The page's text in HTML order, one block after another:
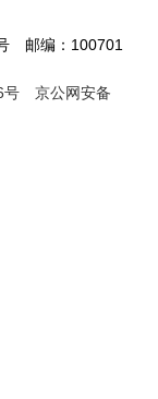
邮编：100701
号
京公网安备